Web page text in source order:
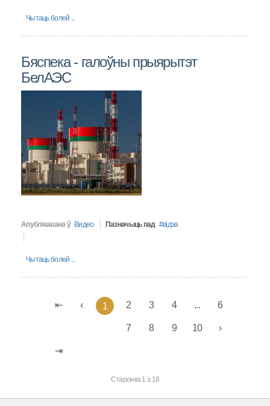
Чытаць болей ...
Бяспека - галоўны прыярытэт
БелАЭС
Апублікавана ў Видео Пазначыць пад вiдэа
Чытаць болей ...
1 2 3 4 ... 6
7 8 9 10
Старонка 1 з 18